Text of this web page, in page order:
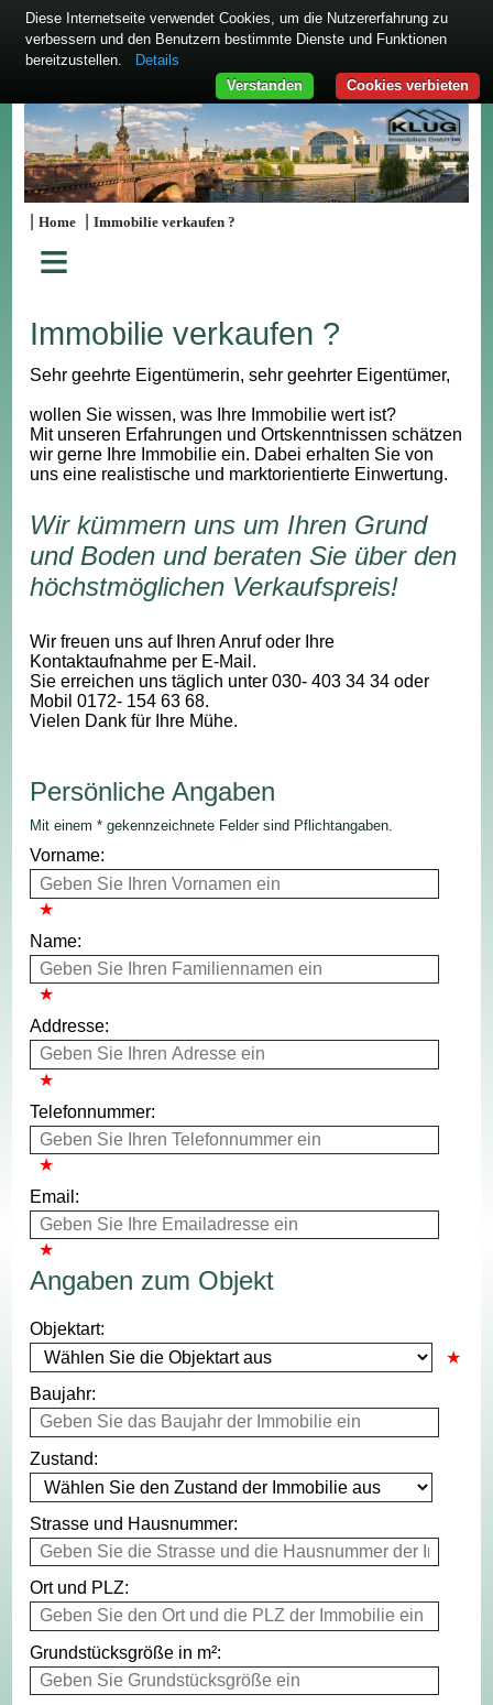
|Home |Immobilie verkaufen ?
≡
Immobilie verkaufen ?
Sehr geehrte Eigentümerin, sehr geehrter Eigentümer,
wollen Sie wissen, was Ihre Immobilie wert ist?
Mit unseren Erfahrungen und Ortskenntnissen schätzen
wir gerne Ihre Immobilie ein. Dabei erhalten Sie von
uns eine realistische und marktorientierte Einwertung.
Wir kümmern uns um Ihren Grund
und Boden und beraten Sie über den
höchstmöglichen Verkaufspreis!
Wir freuen uns auf Ihren Anruf oder Ihre
Kontaktaufnahme per E-Mail.
Sie erreichen uns täglich unter 030- 403 34 34 oder
Mobil 0172- 154 63 68.
Vielen Dank für Ihre Mühe.
Persönliche Angaben
Mit einem * gekennzeichnete Felder sind Pflichtangaben.
Vorname:
Name:
Addresse:
Telefonnummer:
Email:
Angaben zum Objekt
Objektart:
Baujahr:
Zustand:
Strasse und Hausnummer:
Ort und PLZ:
Grundstücksgröße in m²:
Diese Internetseite verwendet Cookies, um die Nutzererfahrung zu
verbessern und den Benutzern bestimmte Dienste und Funktionen
bereitzustellen.
Details
Cookies verbieten
Verstanden